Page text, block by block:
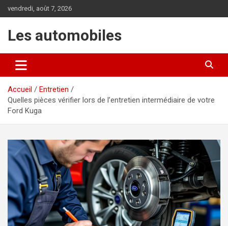
au
vendredi, août 7, 2026
Les automobiles
Accueil
Entretien
Quelles pièces vérifier lors de l’entretien intermédiaire de votre
Ford Kuga